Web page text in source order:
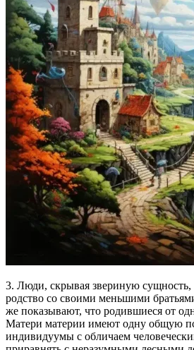
3. Люди, скрывая звериную сущность,
родство со своими меньшими
же показывают, что родившиеся от
Матери материи имеют одну общую
индивидуумы с обличаем